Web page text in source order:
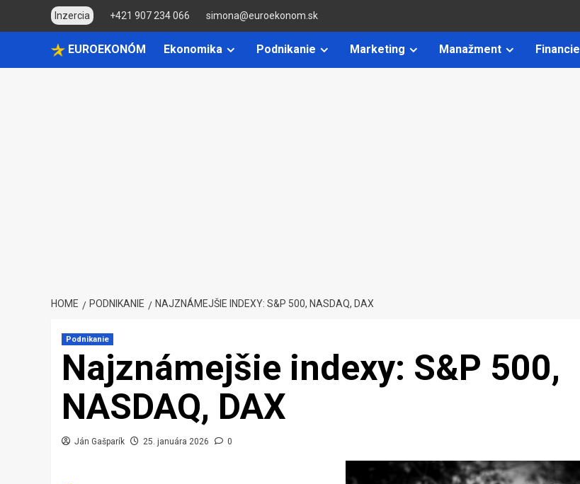
Inzercia +421 907 234 066 simona@euroekonom.sk
EUROEKONÓM Ekonomika Podnikanie Marketing Manažment Financie
HOME PODNIKANIE NAJZNÁMEJŠIE INDEXY: S&P 500, NASDAQ, DAX
Podnikanie
Najznámejšie indexy: S&P 500,
NASDAQ, DAX
Ján Gašparík 25. januára 2026 0